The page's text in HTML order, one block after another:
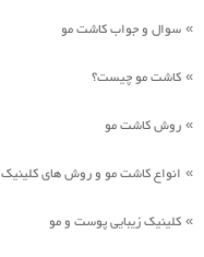
» سوال و جواب کاشت مو
» کاشت مو چیست؟
» روش کاشت مو
» انواع کاشت مو و روش های کلینیک
» کلینیک زیبایی پوست و مو